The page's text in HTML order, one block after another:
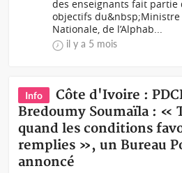
des enseignants fait partie
objectifs du&nbsp;Ministre
Nationale, de l’Alphab...
il y a 5 mois
Info
Côte d'Ivoire :
Bredoumy Soumaïla : «
quand les conditions
remplies », un Bureau
annoncé